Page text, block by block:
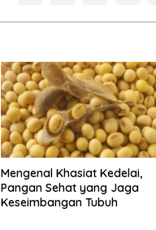
Mengenal Khasiat Kedelai,
Pangan Sehat yang Jaga
Keseimbangan Tubuh